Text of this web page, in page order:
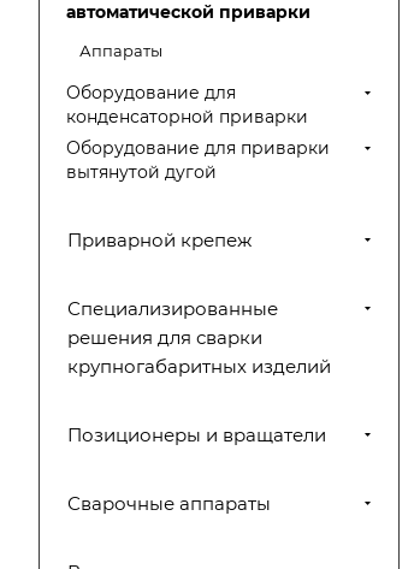
автоматической приварки
Аппараты
Оборудование для
конденсаторной приварки
Оборудование для приварки
вытянутой дугой
Приварной крепеж
Специализированные
решения для сварки
крупногабаритных изделий
Позиционеры и вращатели
Сварочные аппараты